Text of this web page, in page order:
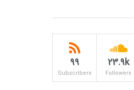
23.9k
Followers
99
Subscribers